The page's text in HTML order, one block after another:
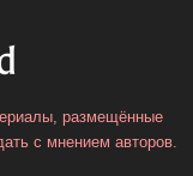
размещённые
с мнением авторов.